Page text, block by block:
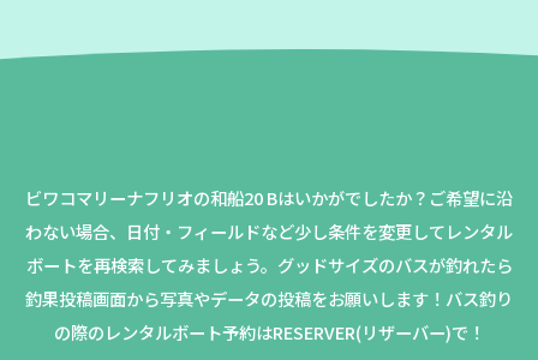
ビワコマリーナフリオの和船20 Bはいかがでしたか？ ご希望に沿
わない場合、日付・フィールドなど少し条件を変更してレンタル
ボートを再検索してみましょう。 グッドサイズのバスが釣れたら
釣果投稿画面から写真やデータの投稿をお願いします！バス釣り
の際のレンタルボート予約はRESERVER(リザーバー)で！